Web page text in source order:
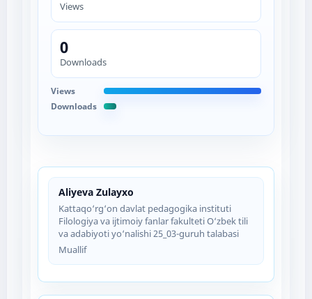
Aliyeva Zulayxo
Kattaqo‘rg‘on davlat pedagogika instituti
Filologiya va ijtimoiy fanlar fakulteti O‘zbek tili
va adabiyoti yo‘nalishi 25_03-guruh talabasi
Muallif
Views
0
Downloads
Views
Downloads